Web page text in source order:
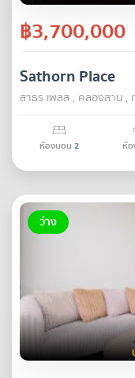
฿3,700,000
Sathorn Place
สาธร เพลส , คลองสาน ,
ห้องนอน 2 ห้อ
ว่าง